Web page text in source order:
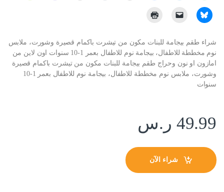
شراء طقم بيجامة للبنات مكون من تيشرت باكمام قصيرة وشورت، ملابس
نوم مخططة للاطفال، بيجامة نوم للاطفال بعمر 1-10 سنوات اون لاين من
امازون او نون وحراج طقم بيجامة للبنات مكون من تيشرت باكمام قصيرة
وشورت، ملابس نوم مخططة للاطفال، بيجامة نوم للاطفال بعمر 1-10
سنوات
49.99 ر.س
شراء الآن